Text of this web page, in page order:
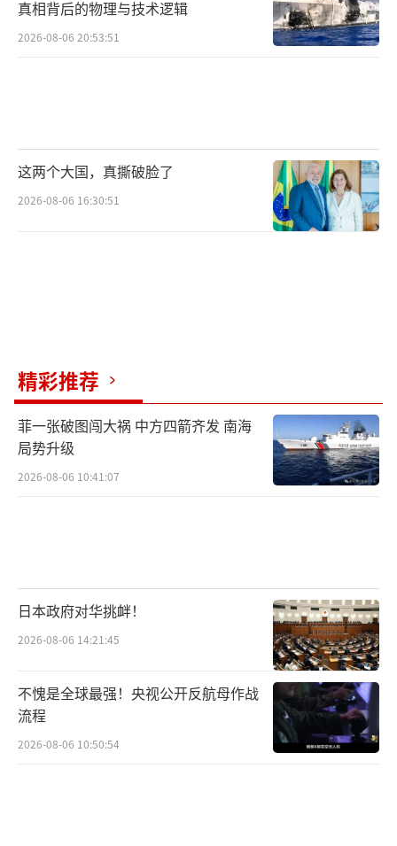
真相背后的物理与技术逻辑
2026-08-06 20:53:51
这两个大国，真撕破脸了
2026-08-06 16:30:51
精彩推荐
菲一张破图闯大祸 中方四箭齐发 南海
局势升级
2026-08-06 10:41:07
日本政府对华挑衅！
2026-08-06 14:21:45
不愧是全球最强！央视公开反航母作战
流程
2026-08-06 10:50:54